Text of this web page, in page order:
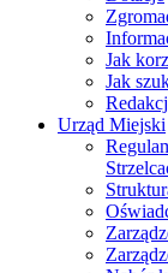
Jak
Jak
Urząd Miejski